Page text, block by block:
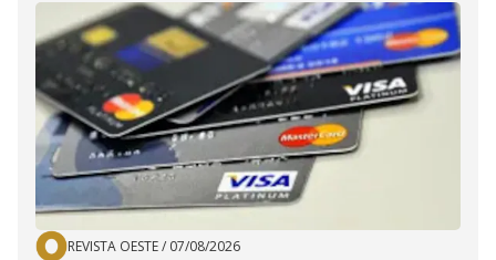
REVISTA OESTE/ 07/08/2026